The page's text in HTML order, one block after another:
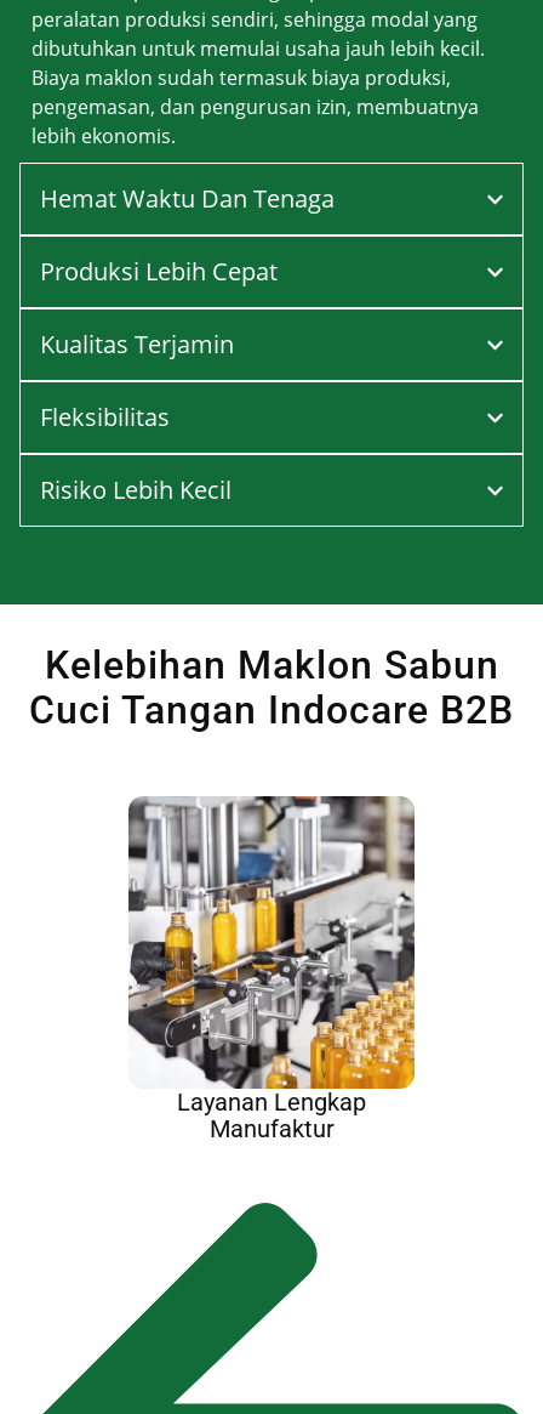
peralatan produksi sendiri, sehingga modal yang
dibutuhkan untuk memulai usaha jauh lebih kecil.
Biaya maklon sudah termasuk biaya produksi,
pengemasan, dan pengurusan izin, membuatnya
lebih ekonomis.
Hemat Waktu Dan Tenaga
Produksi Lebih Cepat
Kualitas Terjamin
Fleksibilitas
Risiko Lebih Kecil
Kelebihan Maklon Sabun
Cuci Tangan Indocare B2B
Layanan Lengkap
Manufaktur